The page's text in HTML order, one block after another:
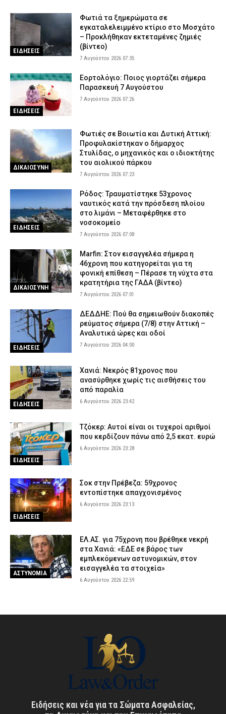
ΕΙΔΗΣΕΙΣ
Φωτιά τα ξημερώματα σε
εγκαταλελειμμένο κτίριο στο Μοσχάτο
– Προκλήθηκαν εκτεταμένες ζημιές
(βίντεο)
7 Αυγούστου 2026 07:35
ΕΙΔΗΣΕΙΣ
Εορτολόγιο: Ποιος γιορτάζει σήμερα
Παρασκευή 7 Αυγούστου
7 Αυγούστου 2026 07:26
ΔΙΚΑΙΟΣΥΝΗ
Φωτιές σε Βοιωτία και Δυτική Αττική:
Προφυλακίστηκαν ο δήμαρχος
Στυλίδας, ο μηχανικός και ο ιδιοκτήτης
του αιολικού πάρκου
7 Αυγούστου 2026 07:23
ΕΙΔΗΣΕΙΣ
Ρόδος: Τραυματίστηκε 53χρονος
ναυτικός κατά την πρόσδεση πλοίου
στο λιμάνι – Μεταφέρθηκε στο
νοσοκομείο
7 Αυγούστου 2026 07:08
ΔΙΚΑΙΟΣΥΝΗ
Marfin: Στον εισαγγελέα σήμερα η
46χρονη που κατηγορείται για τη
φονική επίθεση – Πέρασε τη νύχτα στα
κρατητήρια της ΓΑΔΑ (βίντεο)
7 Αυγούστου 2026 07:01
ΕΙΔΗΣΕΙΣ
ΔΕΔΔΗΕ: Πού θα σημειωθούν διακοπές
ρεύματος σήμερα (7/8) στην Αττική –
Αναλυτικά ώρες και οδοί
7 Αυγούστου 2026 04:00
ΕΙΔΗΣΕΙΣ
Χανιά: Νεκρός 81χρονος που
ανασύρθηκε χωρίς τις αισθήσεις του
από παραλία
6 Αυγούστου 2026 23:42
ΕΙΔΗΣΕΙΣ
Τζόκερ: Αυτοί είναι οι τυχεροί αριθμοί
που κερδίζουν πάνω από 2,5 εκατ. ευρώ
6 Αυγούστου 2026 23:28
ΕΙΔΗΣΕΙΣ
Σοκ στην Πρέβεζα: 59χρονος
εντοπίστηκε απαγχονισμένος
6 Αυγούστου 2026 23:13
ΑΣΤΥΝΟΜΙΑ
ΕΛ.ΑΣ. για 75χρονη που βρέθηκε νεκρή
στα Χανιά: «ΕΔΕ σε βάρος των
εμπλεκόμενων αστυνομικών, στον
εισαγγελέα τα στοιχεία»
6 Αυγούστου 2026 22:59
Ειδήσεις και νέα για τα Σώματα Ασφαλείας,